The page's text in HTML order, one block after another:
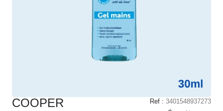
COOPER Ref : 3401548937273